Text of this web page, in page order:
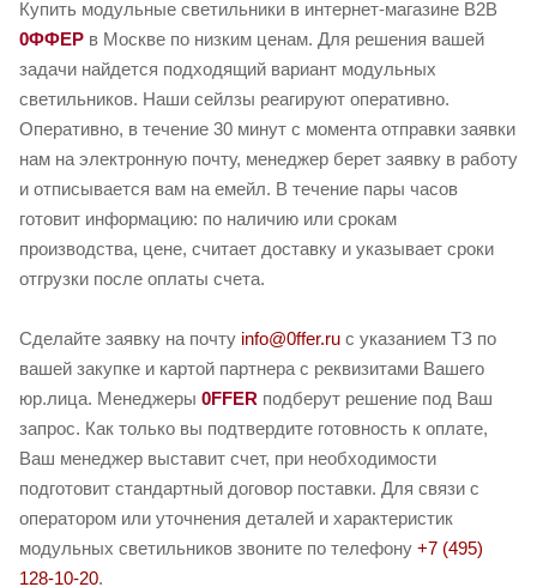
Купить модульные светильники в интернет-магазине B2B
0ФФЕР в Москве по низким ценам. Для решения вашей
задачи найдется подходящий вариант модульных
светильников. Наши сейлзы реагируют оперативно.
Оперативно, в течение 30 минут с момента отправки заявки
нам на электронную почту, менеджер берет заявку в работу
и отписывается вам на емейл. В течение пары часов
готовит информацию: по наличию или срокам
производства, цене, считает доставку и указывает сроки
отгрузки после оплаты счета.
Сделайте заявку на почту info@0ffer.ru с указанием ТЗ по
вашей закупке и картой партнера с реквизитами Вашего
юр.лица. Менеджеры 0FFER подберут решение под Ваш
запрос. Как только вы подтвердите готовность к оплате,
Ваш менеджер выставит счет, при необходимости
подготовит стандартный договор поставки. Для связи с
оператором или уточнения деталей и характеристик
модульных светильников звоните по телефону +7 (495)
128-10-20.